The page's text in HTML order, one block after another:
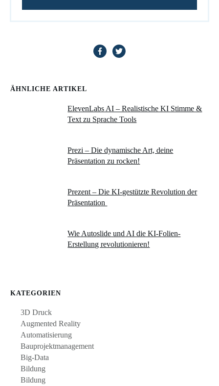
ÄHNLICHE ARTIKEL
ElevenLabs AI – Realistische KI Stimme &
Text zu Sprache Tools
Prezi – Die dynamische Art, deine
Präsentation zu rocken!
Prezent – Die KI-gestützte Revolution der
Präsentation
Wie Autoslide und AI die KI-Folien-
Erstellung revolutionieren!
KATEGORIEN
3D Druck
Augmented Reality
Automatisierung
Bauprojektmanagement
Big-Data
Bildung
Bildung